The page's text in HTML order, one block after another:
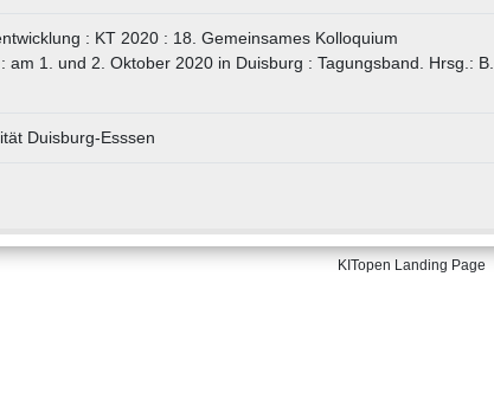
: KT 2020 : 18. Gemeinsames Kolloquium
am 1. und 2. Oktober 2020 in Duisburg : Tagungsband. Hrsg.: B.
Duisburg-Esssen
KITopen Landing Page